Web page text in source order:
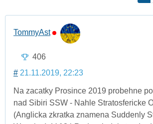
TommyAst
406
# 21.11.2019, 22:23
Na zacatky Prosince 2019 probehne
nad Sibiri SSW - Nahle Stratosfericke
(Anglicka zkratka znamena Suddenly